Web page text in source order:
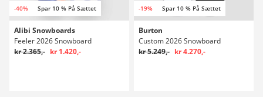
-40% Spar 10 % På Sættet
Alibi Snowboards
Feeler 2026 Snowboard
kr 2.365,- kr 1.420,-
-19% Spar 10 % På Sættet
Burton
Custom 2026 Snowboard
kr 5.249,- kr 4.270,-